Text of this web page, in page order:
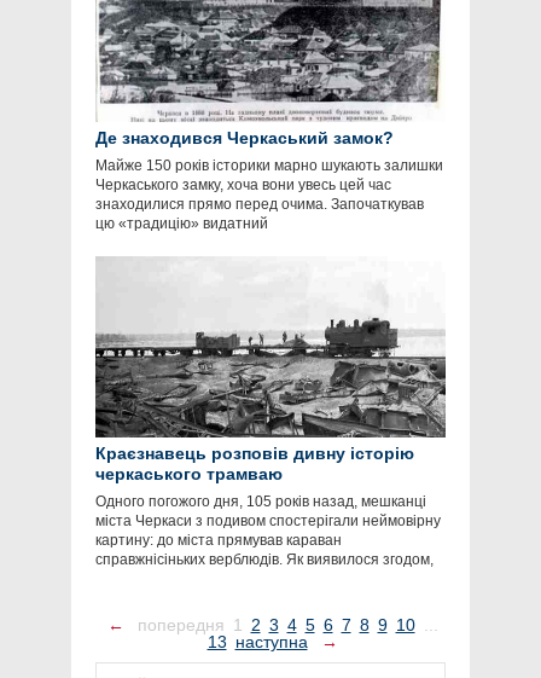
Де знаходився Черкаський замок?
Майже 150 років історики марно шукають залишки
Черкаського замку, хоча вони увесь цей час
знаходилися прямо перед очима. Започаткував
цю «традицію» видатний
Краєзнавець розповів дивну історію
черкаського трамваю
Одного погожого дня, 105 років назад, мешканці
міста Черкаси з подивом спостерігали неймовірну
картину: до міста прямував караван
справжнісіньких верблюдів. Як виявилося згодом,
← попередня 1 2 3 4 5 6 7 8 9 10 ...
13 наступна →